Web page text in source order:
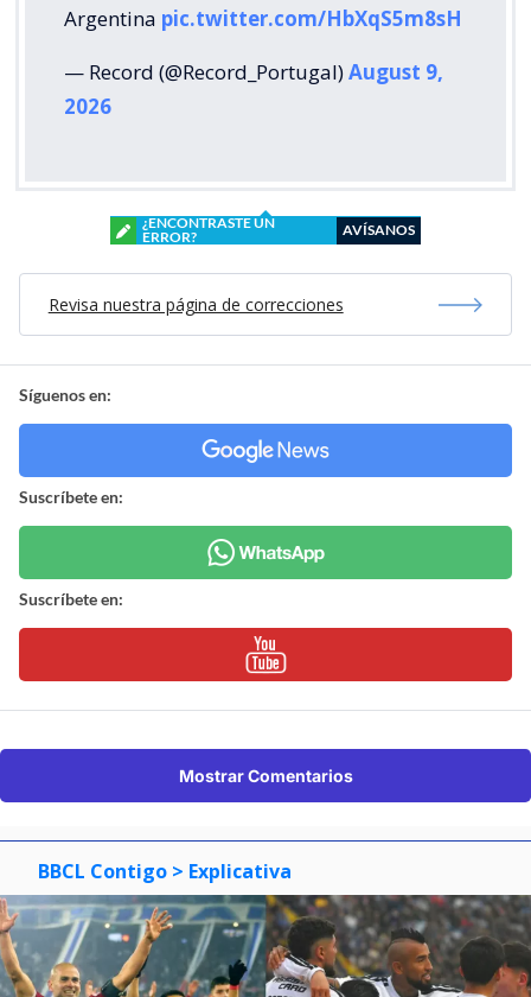
Argentina pic.twitter.com/HbXqS5m8sH
— Record (@Record_Portugal)August 9,
2026
¿ENCONTRASTE UN
ERROR?
AVÍSANOS
Revisa nuestra página de correcciones
Síguenos en:
Suscríbete en:
Suscríbete en:
Mostrar Comentarios
BBCL Contigo > Explicativa